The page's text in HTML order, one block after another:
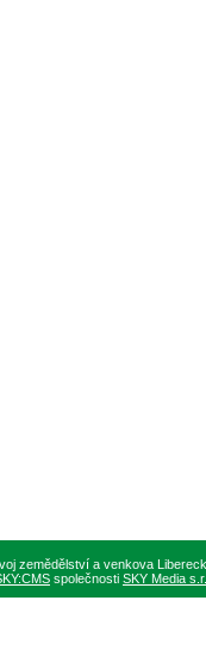
zemědělství a venkova
společnosti SKY Media